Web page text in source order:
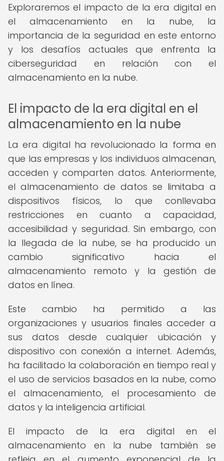
Exploraremos el impacto de la era digital en
el almacenamiento en la nube, la
importancia de la seguridad en este entorno
y los desafíos actuales que enfrenta la
ciberseguridad en relación con el
almacenamiento en la nube.
El impacto de la era digital en el
almacenamiento en la nube
La era digital ha revolucionado la forma en
que las empresas y los individuos almacenan,
acceden y comparten datos. Anteriormente,
el almacenamiento de datos se limitaba a
dispositivos físicos, lo que conllevaba
restricciones en cuanto a capacidad,
accesibilidad y seguridad. Sin embargo, con
la llegada de la nube, se ha producido un
cambio significativo hacia el
almacenamiento remoto y la gestión de
datos en línea.
Este cambio ha permitido a las
organizaciones y usuarios finales acceder a
sus datos desde cualquier ubicación y
dispositivo con conexión a internet. Además,
ha facilitado la colaboración en tiempo real y
el uso de servicios basados en la nube, como
el almacenamiento, el procesamiento de
datos y la inteligencia artificial.
El impacto de la era digital en el
almacenamiento en la nube también se